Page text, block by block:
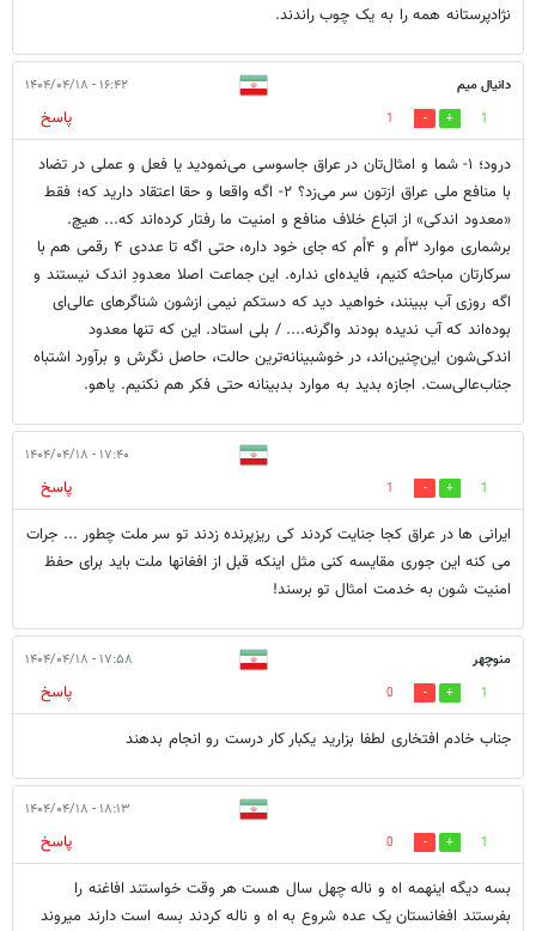
نژادپرستانه همه را به یک چوب راندند.
دانیال میم ۱۶:۴۲ - ۱۴۰۴/۰۴/۱۸
1
1
پاسخ
درود؛ ۱- شما و امثال‌تان در عراق جاسوسى می‌نموديد یا فعل و عملی در تضاد
با منافع ملی عراق ازتون سر می‌زد؟ ۲- اگه واقعا و حقا اعتقاد دارید که؛ فقط
«معدود اندکی» از اتباع خلاف منافع و امنیت ما رفتار کرده‌اند که... هیچ.
برشماری موارد ۳اُم و ۴اُم که جای خود داره، حتی اگه تا عددی ۴ رقمی هم با
سرکارتان مباحثه کنیم، فایده‌ای نداره. این جماعت اصلا معدودِ اندک نیستند و
اگه روزی آب ببینند، خواهید دید که دستکم نیمی ازشون شناگرهای عالی‌ای
بوده‌اند که آب ندیده بودند واگرنه.... / بلی استاد. این که تنها معدود
اندکی‌شون این‌چنین‌اند، در خوشبينانه‌ترین حالت، حاصل نگرش و برآورد اشتباه
جناب‌عالی‌ست. اجازه بدید به موارد بدبينانه حتی فکر هم نکنیم. یاهو.
۱۷:۴۰ - ۱۴۰۴/۰۴/۱۸
1
1
پاسخ
ایرانی ها در عراق کجا جنایت کردند کی ریزپرنده زدند تو سر ملت چطور ... جرات
می کنه این جوری مقایسه کنی مثل اینکه قبل از افغانها ملت باید برای حفظ
امنیت شون به خدمت امثال تو برسند!
منوچهر ۱۷:۵۸ - ۱۴۰۴/۰۴/۱۸
1
0
پاسخ
جناب خادم افتخاری لطفا بزارید یکبار کار درست رو انجام بدهند
۱۸:۱۳ - ۱۴۰۴/۰۴/۱۸
1
0
پاسخ
بسه دیگه اینهمه اه و ناله چهل سال هست هر وقت خواستند افاغنه را
بفرستند افغانستان یک عده شروع به اه و ناله کردند بسه است دارند میروند